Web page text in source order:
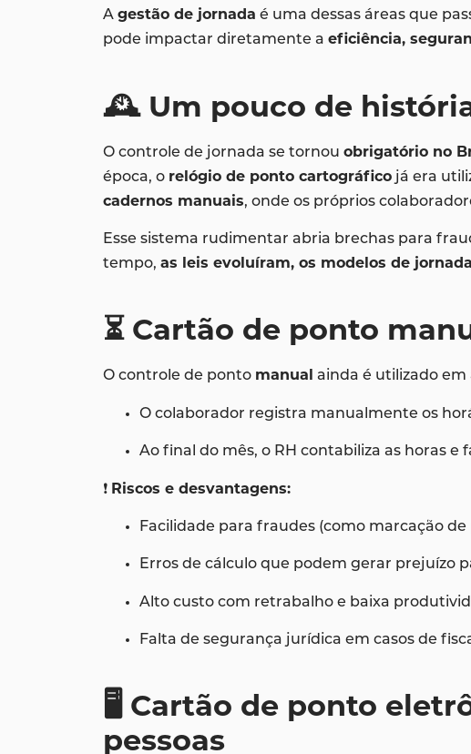
A gestão de jornada é uma dessas áreas que
pode impactar diretamente a eficiência,
🕰️ Um pouco de
O controle de jornada se tornou obrigatório no
época, o relógio de ponto cartográfico já era
cadernos manuais, onde os próprios
Esse sistema rudimentar abria brechas para
tempo, as leis evoluíram, os modelos de
⏳ Cartão de ponto
O controle de ponto manual ainda é utilizado
O colaborador registra manualmente os
Ao final do mês, o RH contabiliza as horas e
❗ Riscos e desvantagens:
Facilidade para fraudes (como marcação
Erros de cálculo que podem gerar prejuízo
Alto custo com retrabalho e baixa
Falta de segurança jurídica em casos de
🖥️ Cartão de ponto
pessoas